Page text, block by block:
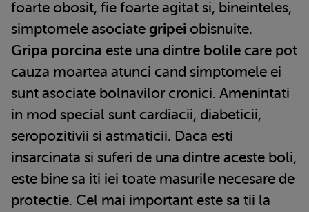
foarte obosit, fie foarte agitat si, bineinteles,
simptomele asociate gripei obisnuite.
Gripa porcina este una dintre bolile care pot
cauza moartea atunci cand simptomele ei
sunt asociate bolnavilor cronici. Amenintati
in mod special sunt cardiacii, diabeticii,
seropozitivii si astmaticii. Daca esti
insarcinata si suferi de una dintre aceste boli,
este bine sa iti iei toate masurile necesare de
protectie. Cel mai important este sa tii la